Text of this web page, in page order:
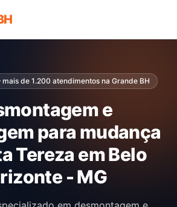
de 1.200 atendimentos na Grande BH
e
para mudança
Tereza em Belo
- MG